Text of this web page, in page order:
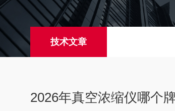
技术文章
2026年真空浓缩仪哪个